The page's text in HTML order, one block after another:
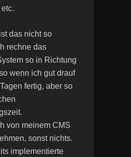
das nicht so
rechne das
so in Richtung
wenn ich gut drauf
fertig, aber so
von meinem CMS
sonst nichts.
implementierte